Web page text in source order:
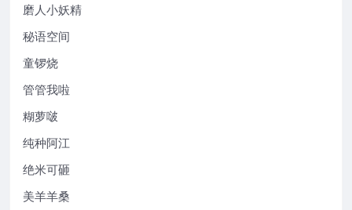
磨人小妖精
秘语空间
童锣烧
管管我啦
糊萝啵
纯种阿江
绝米可砸
美羊羊桑